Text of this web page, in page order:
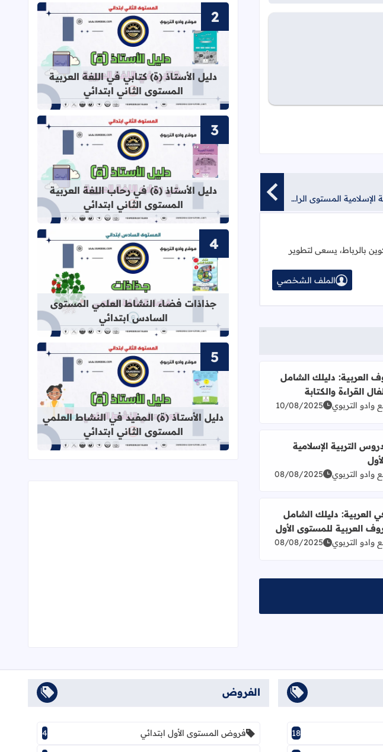
دليل الأستاذ (ة) المفيد في التربية الإسلامية المستوى الرابع ابتدائي
بالرباط، يسعى لتطوير
الملف الشخصي
العربية: دليلك الشامل لتعليم الأطفال القراءة والكتابة
العربية: دليلك الشامل
القراءة والكتابة
وادو التربوي 10/08/2025
التربية الإسلامية المستوى الأول
التربية الإسلامية
وادو التربوي 08/08/2025
العربية: دليلك الشامل لتعليم الحروف العربية للمستوى الأول
العربية: دليلك الشامل
العربية للمستوى الأول
وادو التربوي 08/08/2025
قراءة المزيد عن دليل الأستاذ (ة)
دليل الأستاذ (ة) كتابي في اللغة العربية
المستوى الثاني ابتدائي
قراءة المزيد عن دليل الأستاذ (ة) في
دليل الأستاذ (ة) في رحاب اللغة العربية
المستوى الثاني ابتدائي
قراءة المزيد عن جذاذات فضاء
جذاذات فضاء النشاط العلمي المستوى
السادس ابتدائي
قراءة المزيد عن دليل الأستاذ (ة)
دليل الأستاذ (ة) المفيد في النشاط العلمي
المستوى الثاني ابتدائي
18
الفروض
فروض المستوى الأول ابتدائي 4